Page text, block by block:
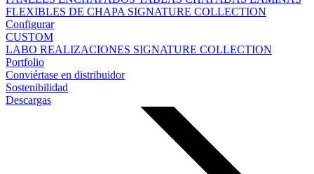
FLEXIBLES DE CHAPA SIGNATURE COLLECTION
Configurar
CUSTOM
LABO REALIZACIONES SIGNATURE COLLECTION
Portfolio
Conviértase en distribuidor
Sostenibilidad
Descargas